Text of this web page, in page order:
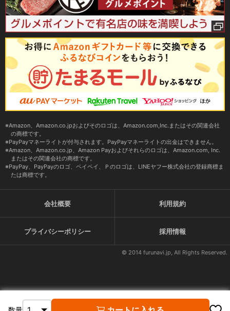
Amazon、Amazon.co.jpおよびそのロゴは、Amazon.com,Inc.またはその関連会社
の商標です。
PayPayマネーライトが付与されます。PayPayマネーライトの出金はできません。
Amazon、Amazon.co.jp、Amazon Payおよびそれらのロゴは、Amazon.com, Inc.
またはその関連会社の商標です。
PayPay、PayPayのロゴ、ペイペイ、Ｐのロゴは、LINEヤフー株式会社の登録商標ま
たは商標です。
会社概要 利用規約
プライバシーポリシー 採用情報
© 2014 furunavi.jp, All Rights Reserved.